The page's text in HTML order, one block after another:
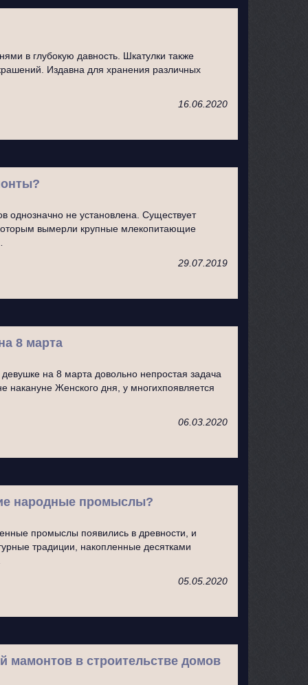
в глубокую давность. Шкатулки также
Издавна для хранения различных
16.06.2020
однозначно не установлена. Существует
вымерли крупные млекопитающие
29.07.2019
8 марта
на 8 марта довольно непростая задача
накануне Женского дня, у многихпоявляется
06.03.2020
народные промыслы?
промыслы появились в древности, и
традиции, накопленные десятками
05.05.2020
мамонтов в строительстве домов